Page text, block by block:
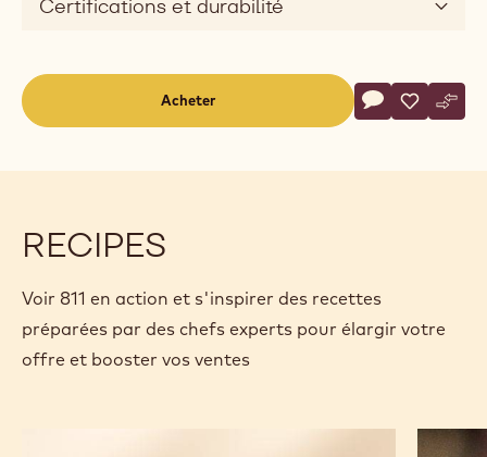
Certifications et durabilité
Acheter
Actions
Écrire un
- 811- 811- 811
RECIPES
Voir 811 en action et s'inspirer des recettes
préparées par des chefs experts pour élargir votre
offre et booster vos ventes